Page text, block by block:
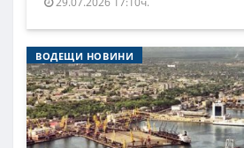
ВОДЕЩИ НОВИНИ